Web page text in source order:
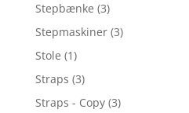
Stepbænke (3)
Stepmaskiner (3)
Stole (1)
Straps (3)
Straps - Copy (3)